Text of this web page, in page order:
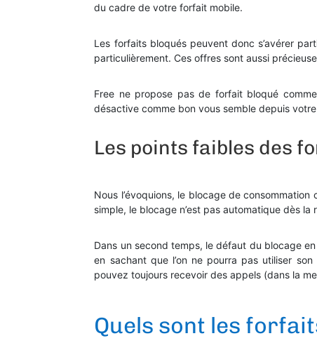
du cadre de votre forfait mobile.
Les forfaits bloqués peuvent donc s’avérer
particulièrement. Ces offres sont aussi
Free ne propose pas de forfait bloqué
désactive comme bon vous semble depuis
Les points faibles des
Nous l’évoquions, le blocage de
simple, le blocage n’est pas automatique dès la
Dans un second temps, le défaut du blocage
en sachant que l’on ne pourra pas utiliser
pouvez toujours recevoir des appels (dans la
Quels sont les